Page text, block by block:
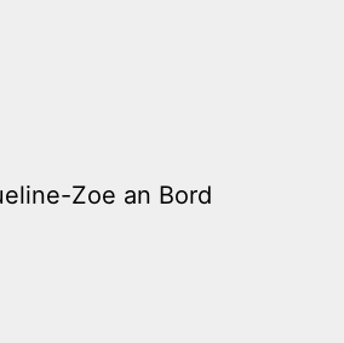
Zoe an Bord